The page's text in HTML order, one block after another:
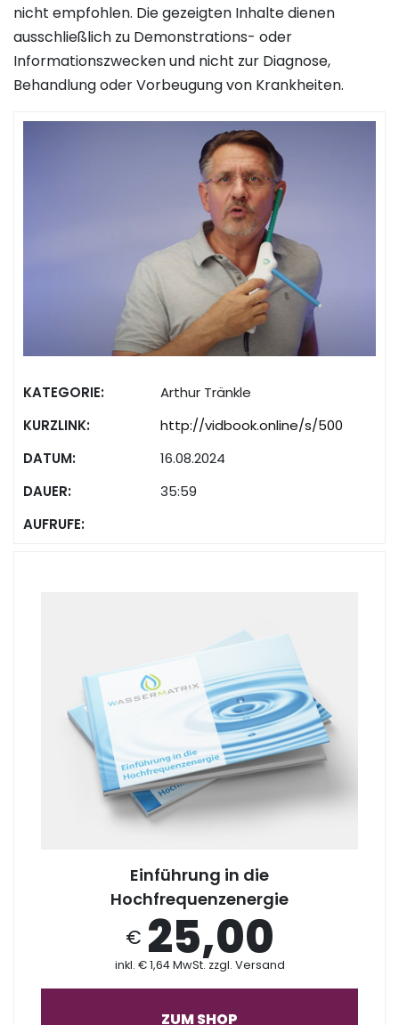
nicht empfohlen. Die gezeigten Inhalte dienen
ausschließlich zu Demonstrations- oder
Informationszwecken und nicht zur Diagnose,
Behandlung oder Vorbeugung von Krankheiten.
KATEGORIE:
Arthur Tränkle
KURZLINK:
http://vidbook.online/s/500
DATUM:
16.08.2024
DAUER:
35:59
AUFRUFE:
Einführung in die
Hochfrequenzenergie
€ 25,00
inkl. € 1,64 MwSt. zzgl. Versand
ZUM SHOP